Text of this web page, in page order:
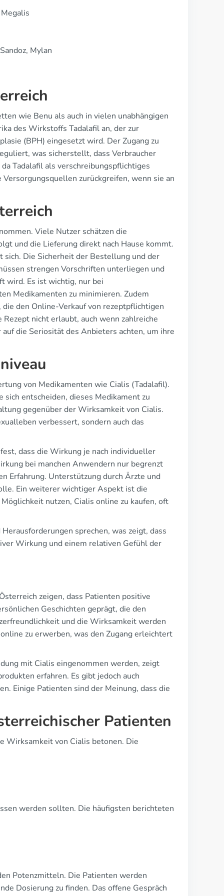
Mylan
wie Benu als auch in vielen unabhängigen
des Wirkstoffs Tadalafil an, der zur
(BPH) eingesetzt wird. Der Zugang zu
was sicherstellt, dass Verbraucher
Tadalafil als verschreibungspflichtiges
zurückgreifen, wenn sie an
Viele Nutzer schätzen die
und die Lieferung direkt nach Hause kommt.
Die Sicherheit der Bestellung und der
strengen Vorschriften unterliegen und
wird. Es ist wichtig, nur bei
Medikamenten zu minimieren. Zudem
den Online-Verkauf von rezeptpflichtigen
nicht erlaubt, auch wenn zahlreiche
die Seriosität des Anbieters achten, um ihre
von Medikamenten wie Cialis (Tadalafil).
entscheiden, dieses Medikament zu
gegenüber der Wirksamkeit von Cialis.
verbessert, sondern auch das
dass die Wirkung je nach individueller
bei manchen Anwendern nur begrenzt
Erfahrung. Unterstützung durch Ärzte und
Ein weiterer wichtiger Aspekt ist die
nutzen, Cialis online zu kaufen, oft
sprechen, was zeigt, dass
Wirkung und einem relativen Gefühl der
zeigen, dass Patienten positive
Geschichten geprägt, die den
und die Wirksamkeit werden
zu erwerben, was den Zugang erleichtert
mit Cialis eingenommen werden, zeigt
erfahren. Es gibt jedoch auch
Einige Patienten sind der Meinung, dass die
Patienten
Wirksamkeit von Cialis betonen. Die
werden sollten. Die häufigsten berichteten
Potenzmitteln. Die Patienten werden
Dosierung zu finden. Das offene Gespräch